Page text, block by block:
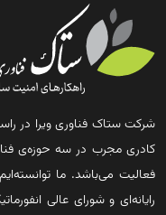
کادری مجرب در سه حوزه‌ی
فعالیت می‌باشد. ما
رایانه‌ای و شورای عالی